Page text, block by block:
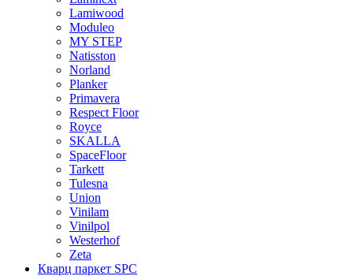
Lamiwood
Moduleo
MY STEP
Natisston
Norland
Planker
Primavera
Respect Floor
Royce
SKALLA
SpaceFloor
Tarkett
Tulesna
Union
Vinilam
Vinilpol
Westerhof
Zeta
Кварц паркет SPC